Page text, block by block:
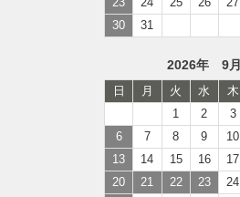
30
31
2026年 9月
日 月 火 水 木
1
2 3
6
7 8 9 10
13
14 15 16 17
20
21 22 23 24